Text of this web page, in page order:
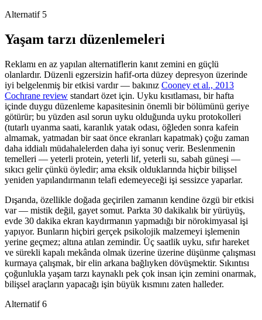
Alternatif 5
Yaşam tarzı düzenlemeleri
Reklamı en az yapılan alternatiflerin kanıt zemini en güçlü
olanlardır. Düzenli egzersizin hafif-orta düzey depresyon üzerinde
iyi belgelenmiş bir etkisi vardır — bakınız Cooney et al., 2013
Cochrane review standart özet için. Uyku kısıtlaması, bir hafta
içinde duygu düzenleme kapasitesinin önemli bir bölümünü geriye
götürür; bu yüzden asıl sorun uyku olduğunda uyku protokolleri
(tutarlı uyanma saati, karanlık yatak odası, öğleden sonra kafein
almamak, yatmadan bir saat önce ekranları kapatmak) çoğu zaman
daha iddialı müdahalelerden daha iyi sonuç verir. Beslenmenin
temelleri — yeterli protein, yeterli lif, yeterli su, sabah güneşi —
sıkıcı gelir çünkü öyledir; ama eksik olduklarında hiçbir bilişsel
yeniden yapılandırmanın telafi edemeyeceği işi sessizce yaparlar.
Dışarıda, özellikle doğada geçirilen zamanın kendine özgü bir etkisi
var — mistik değil, gayet somut. Parkta 30 dakikalık bir yürüyüş,
evde 30 dakika ekran kaydırmanın yapmadığı bir nörokimyasal işi
yapıyor. Bunların hiçbiri gerçek psikolojik malzemeyi işlemenin
yerine geçmez; altına atılan zemindir. Üç saatlik uyku, sıfır hareket
ve sürekli kapalı mekânda olmak üzerine üzerine düşünme çalışması
kurmaya çalışmak, bir elin arkana bağlıyken dövüşmektir. Sıkıntısı
çoğunlukla yaşam tarzı kaynaklı pek çok insan için zemini onarmak,
bilişsel araçların yapacağı işin büyük kısmını zaten halleder.
Alternatif 6